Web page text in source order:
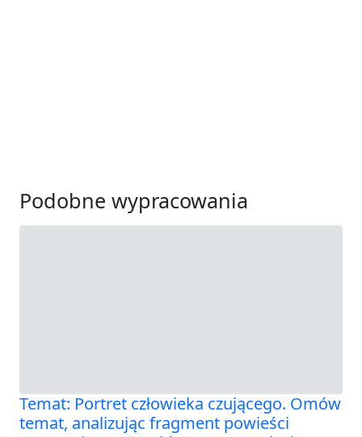
Podobne wypracowania
Temat: Portret człowieka czującego. Omów
temat, analizując fragment powieści